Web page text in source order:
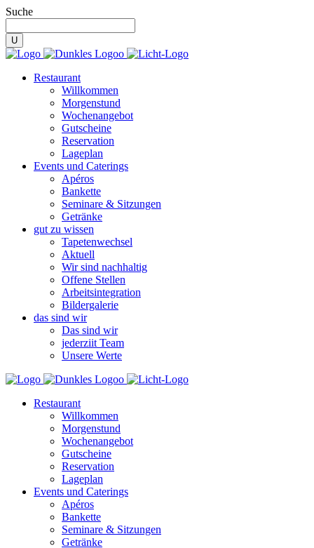
Suche
Restaurant
Willkommen
Morgenstund
Wochenangebot
Gutscheine
Reservation
Lageplan
Events und Caterings
Apéros
Bankette
Seminare & Sitzungen
Getränke
gut zu wissen
Tapetenwechsel
Aktuell
Wir sind nachhaltig
Offene Stellen
Arbeitsintegration
Bildergalerie
das sind wir
Das sind wir
jederziit Team
Unsere Werte
Restaurant
Willkommen
Morgenstund
Wochenangebot
Gutscheine
Reservation
Lageplan
Events und Caterings
Apéros
Bankette
Seminare & Sitzungen
Getränke